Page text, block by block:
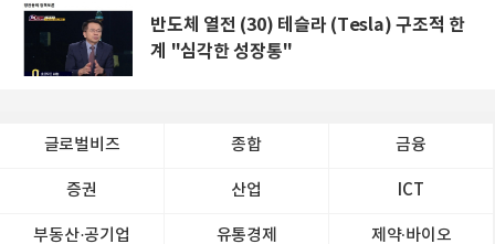
반도체 열전 (30) 테슬라 (Tesla) 구조적 한
계 "심각한 성장통"
글로벌비즈 종합 금융
증권 산업 ICT
부동산·공기업 유통경제 제약∙바이오